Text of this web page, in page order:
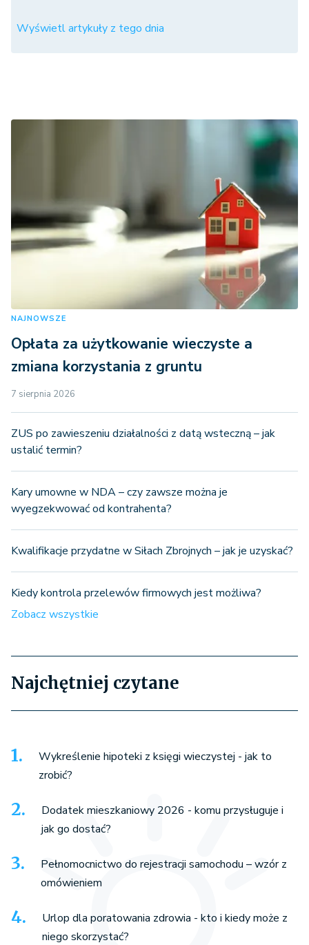
Wyświetl artykuły z tego dnia
NAJNOWSZE
Opłata za użytkowanie wieczyste a
zmiana korzystania z gruntu
7 sierpnia 2026
ZUS po zawieszeniu działalności z datą wsteczną – jak
ustalić termin?
Kary umowne w NDA – czy zawsze można je
wyegzekwować od kontrahenta?
Kwalifikacje przydatne w Siłach Zbrojnych – jak je uzyskać?
Kiedy kontrola przelewów firmowych jest możliwa?
Zobacz wszystkie
Najchętniej czytane
Wykreślenie hipoteki z księgi wieczystej - jak to
zrobić?
Dodatek mieszkaniowy 2026 - komu przysługuje i
jak go dostać?
Pełnomocnictwo do rejestracji samochodu – wzór z
omówieniem
Urlop dla poratowania zdrowia - kto i kiedy może z
niego skorzystać?